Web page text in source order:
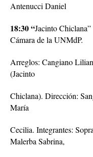
Antenucci Daniel
18:30 “Jacinto
Cámara de la UNMdP.
Arreglos: Cangiano
(Jacinto
Chiclana). Dirección:
María
Cecilia. Integrantes:
Malerba Sabrina,